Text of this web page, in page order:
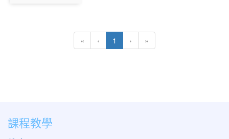
« ‹ 1 (目前頁次)
› »
課程教學